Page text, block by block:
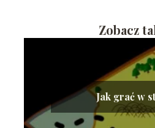
Zobacz
Jak grać w